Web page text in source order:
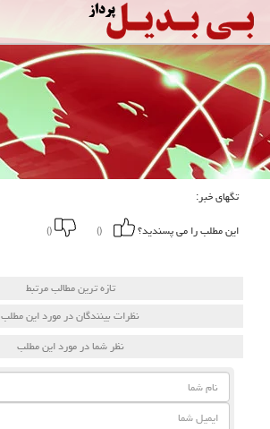
تگهای خبر:
این مطلب را می پسندید؟
()
()
تازه ترین مطالب مرتبط
نظرات بینندگان در مورد این مطلب
نظر شما در مورد این مطلب